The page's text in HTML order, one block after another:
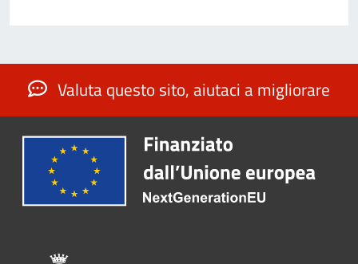
Valuta questo sito, aiutaci a migliorare